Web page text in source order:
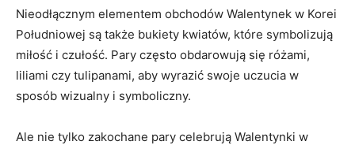
Nieodłącznym​ elementem obchodów Walentynek‍ w Korei
Południowej są ⁤także ⁤bukiety ⁣kwiatów, ‌które symbolizują
miłość i czułość. Pary często obdarowują się różami,
liliami ‍czy tulipanami, aby wyrazić swoje uczucia w
sposób wizualny ‍i symboliczny.
Ale nie tylko zakochane pary​ celebrują Walentynki w